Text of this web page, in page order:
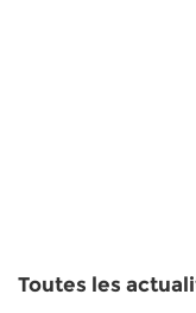
Toutes les